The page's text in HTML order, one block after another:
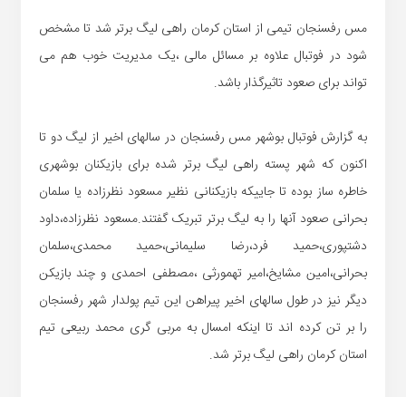
مس رفسنجان تیمی از استان کرمان راهی لیگ برتر شد تا مشخص
شود در فوتبال علاوه بر مسائل مالی ،یک مدیریت خوب هم می
تواند برای صعود تاثیرگذار باشد.
به گزارش فوتبال بوشهر مس رفسنجان در سالهای اخیر از لیگ دو تا
اکنون که شهر پسته راهی لیگ برتر شده برای بازیکنان بوشهری
خاطره ساز بوده تا جاییکه بازیکنانی نظیر مسعود نظرزاده یا سلمان
بحرانی صعود آنها را به لیگ برتر تبریک گفتند.مسعود نظرزاده،داود
دشتپوری،حمید فرد،رضا سلیمانی،حمید محمدی،سلمان
بحرانی،امین مشایخ،امیر تهمورثی ،مصطفی احمدی و چند بازیکن
دیگر نیز در طول سالهای اخیر پیراهن این تیم پولدار شهر رفسنجان
را بر تن کرده اند تا اینکه امسال به مربی گری محمد ربیعی تیم
استان کرمان راهی لیگ برتر شد.